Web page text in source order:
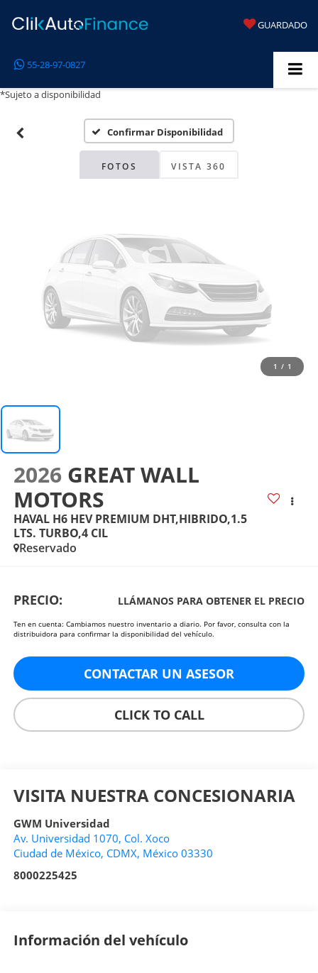
GUARDADO
55-28-97-0827
*Sujeto a disponibilidad
Confirmar Disponibilidad
FOTOS VISTA 360
Disponibles
Por favor, revise luego
1 / 1
2026 GREAT WALL
MOTORS
HAVAL H6 HEV PREMIUM DHT,HIBRIDO,1.5
LTS. TURBO,4 CIL
Reservado
PRECIO: LLÁMANOS PARA OBTENER EL PRECIO
Ten en cuenta: Cambiamos nuestro inventario a diario. Por favor, consulta con la
distribuidora para confirmar la disponibilidad del vehículo.
CONTACTAR UN ASESOR
CLICK TO CALL
VISITA NUESTRA CONCESIONARIA
GWM Universidad
Av. Universidad 1070, Col. Xoco
Ciudad de México, CDMX, México 03330
8000225425
Información del vehículo